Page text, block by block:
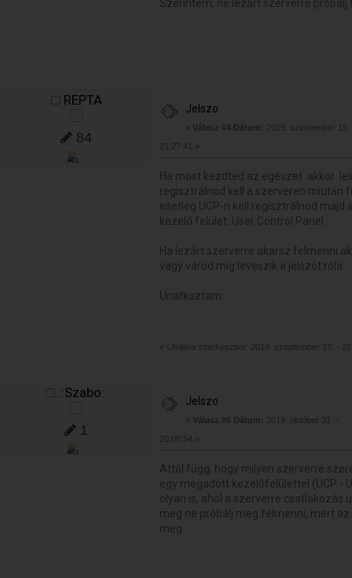
Szerintem, ne lezárt szerverre
REPTA
84
Jelszo
« Válasz #4 Dátum:
2019. szeptember 15.
21:27:41 »
Ha most kezdted az egészet akkor
regisztrálnod kell a szerveren miután
esetleg UCP-n kell regisztrálnod majd
kezelő felület. User Control Panel.
Ha lezárt szerverre akarsz felmenni
vagy várod míg leveszik a jelszót róla.
Unatkoztam.
« Utoljára szerkesztve: 2019. szeptember 15. -
.:Szabo:.
1
Jelszo
« Válasz #5 Dátum:
2019. október 31. -
20:05:54 »
Attól függ, hogy milyen szerverre
egy megadott kezelőfelülettel (UCP -
olyan is, ahol a szerverre csatlakozás
meg ne próbálj meg felmenni, mert
meg.